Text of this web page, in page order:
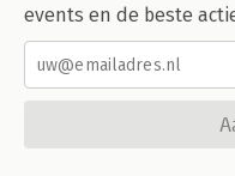
events en de beste